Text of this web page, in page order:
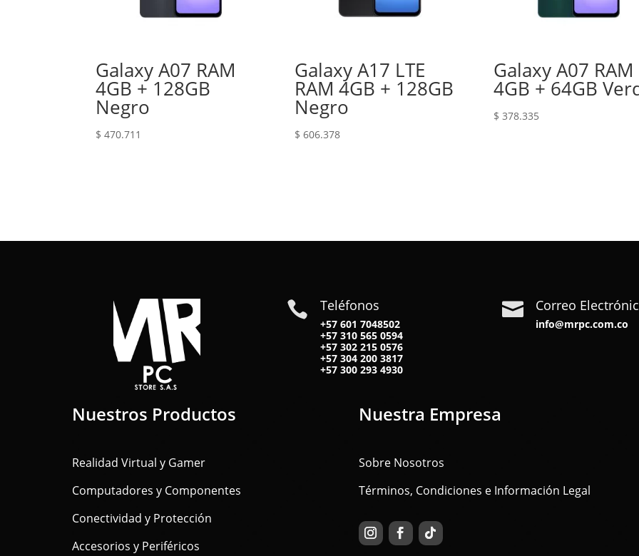
Galaxy A07 RAM
4GB + 128GB
Negro
$ 470.711
Galaxy A17 LTE
RAM 4GB + 128GB
Negro
$ 606.378
Galaxy A07 RAM
4GB + 64GB
$ 378.335
 Teléfonos
+57 601 7048502
+57 310 565 0594
+57 302 215 0576
+57 304 200 3817
+57 300 293 4930
 Correo
info@mrpc.com.co
Nuestros Productos
Realidad Virtual y Gamer
Computadores y Componentes
Conectividad y Protección
Accesorios y Periféricos
Nuestra Empresa
Sobre Nosotros
Términos, Condiciones e Información Legal